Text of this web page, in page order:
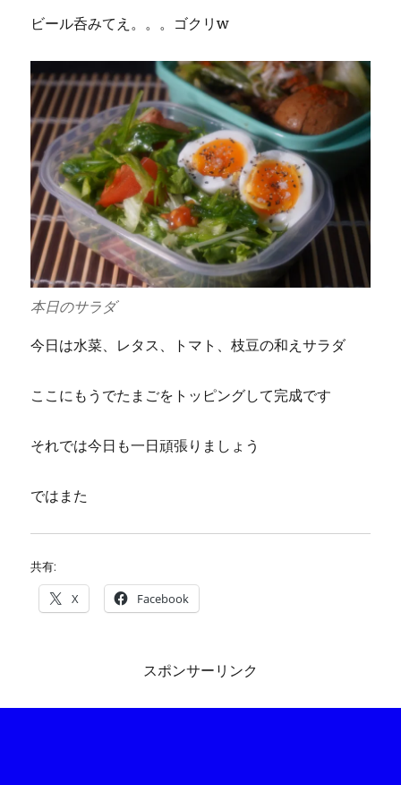
ビール呑みてえ。。。ゴクリw
本日のサラダ
今日は水菜、レタス、トマト、枝豆の和えサラダ
ここにもうでたまごをトッピングして完成です
それでは今日も一日頑張りましょう
ではまた
共有:
X Facebook
スポンサーリンク